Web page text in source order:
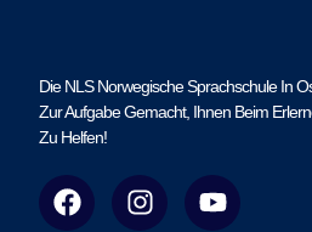
Die NLS Norwegische Sprachschule In
Zur Aufgabe Gemacht, Ihnen Beim
Zu Helfen!
F
a
I
n
Y
o